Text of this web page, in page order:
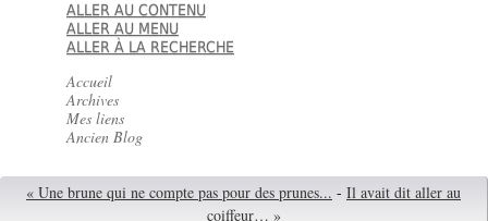
ALLER AU CONTENU
ALLER AU MENU
ALLER À LA RECHERCHE
Accueil
Archives
Mes liens
Ancien Blog
« Une brune qui ne compte pas pour des prunes... - Il avait dit aller au
coiffeur… »